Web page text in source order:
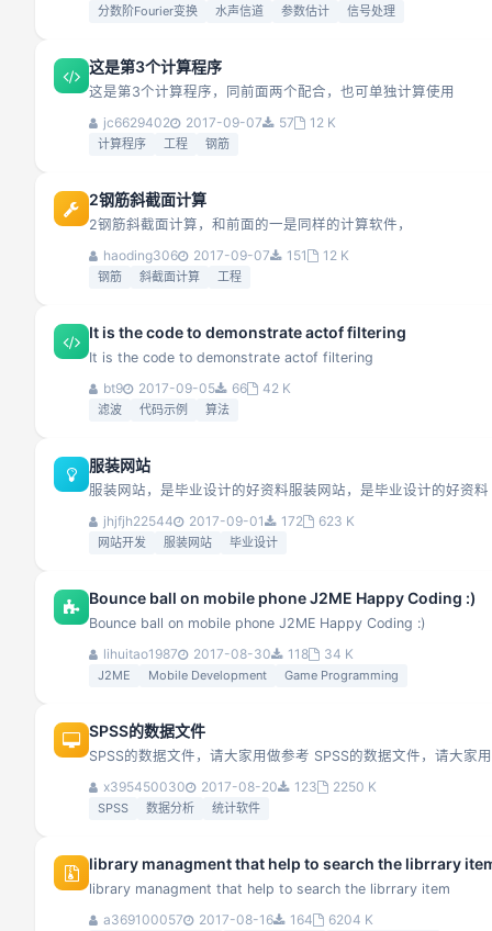
分数阶Fourier变换 水声信道 参数估计 信号处理
这是第3个计算程序
这是第3个计算程序，同前面两个配合，也可单独计算使用
jc6629402
2017-09-07 57 12 K
计算程序 工程 钢筋
2钢筋斜截面计算
2钢筋斜截面计算，和前面的一是同样的计算软件，
haoding306
2017-09-07 151 12 K
钢筋 斜截面计算 工程
It is the code to demonstrate actof filtering
It is the code to demonstrate actof filtering
bt9
2017-09-05 66 42 K
滤波 代码示例 算法
服装网站
服装网站，是毕业设计的好资料服装网站，是毕业设计的好资料
jhjfjh22544
2017-09-01 172 623 K
网站开发 服装网站 毕业设计
Bounce ball on mobile phone J2ME Happy Coding :)
Bounce ball on mobile phone J2ME Happy Coding :)
lihuitao1987
2017-08-30 118 34 K
J2ME Mobile Development Game Programming
SPSS的数据文件
SPSS的数据文件，请大家用做参考 SPSS的数据文件，请大家
x395450030
2017-08-20 123 2250 K
SPSS 数据分析 统计软件
library managment that help to search the librrary
library managment that help to search the librrary item
a369100057
2017-08-16 164 6204 K